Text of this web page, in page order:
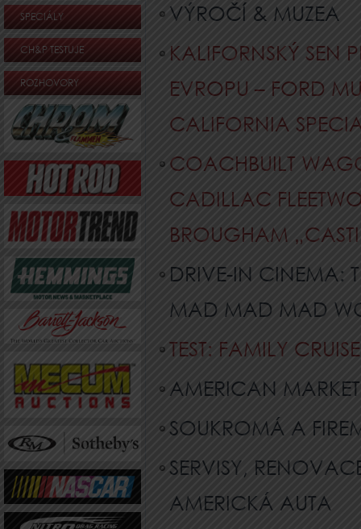
SPECIÁLY
CH&P TESTUJE
ROZHOVORY
VÝROČÍ & MUZEA
KALIFORNSKÝ SEN
EVROPU – FORD
CALIFORNIA
COACHBUILT
CADILLAC
BROUGHAM
DRIVE-IN CINEMA:
MAD MAD MAD
TEST: FAMILY
AMERICAN
SOUKROMÁ A
SERVISY,
AMERICKÁ AUTA